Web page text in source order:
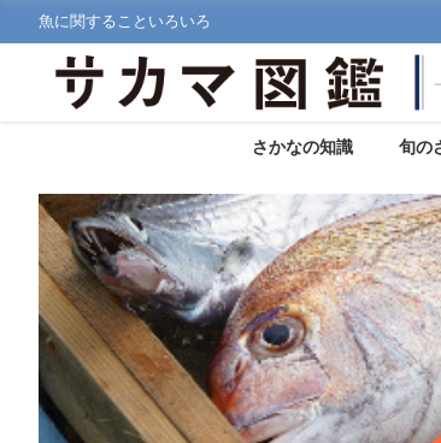
魚に関することいろいろ
さかなの知識 旬の